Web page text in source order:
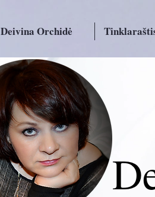
Deivina Orchidė